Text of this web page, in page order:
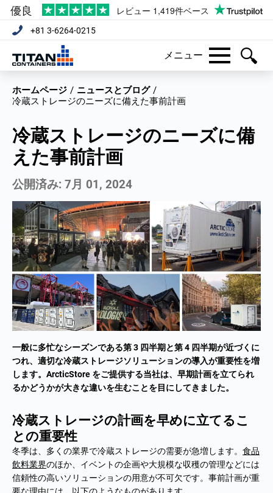
+81 3-6264-0215
メニュー
ホームページ / ニュースとブログ /
冷蔵ストレージのニーズに備えた事前計画
冷蔵ストレージのニーズに備
えた事前計画
公開済み: 7月 01, 2024
一般に多忙なシーズンである第 3 四半期と第 4 四半期が近づくに
つれ、適切な冷蔵ストレージソリューションの導入が重要性を増
します。ArcticStore をご提供する当社は、早期計画を立てられ
るかどうかが大きな違いを生むことを目にしてきました。
冷蔵ストレージの計画を早めに立てるこ
との重要性
冬季は、多くの業界で冷蔵ストレージの需要が急増します。 食品
飲料業界のほか、イベントの企画や大規模な収穫の管理などには
信頼性の高いソリューションの用意が不可欠です。事前計画が重
要な理由には、以下のようなものがあります。